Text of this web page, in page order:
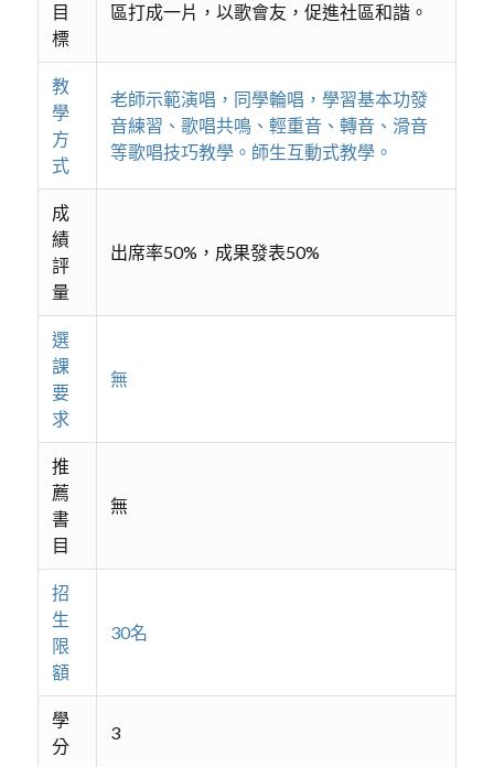
目
標
區打成一片，以歌會友，促進社區和諧。
教
學
方
式
老師示範演唱，同學輪唱，學習基本功發
音練習、歌唱共鳴、輕重音、轉音、滑音
等歌唱技巧教學。師生互動式教學。
成
績
評
量
出席率50%，成果發表50%
選
課
要
求
無
推
薦
書
目
無
招
生
限
額
30名
學
分
3